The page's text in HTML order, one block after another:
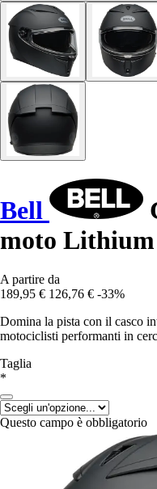
Bell
moto Lithium
A partire da
189,95 € 126,76 € -33%
Domina la pista con il casco
motociclisti performanti in
Taglia
*
Questo campo è obbligatorio